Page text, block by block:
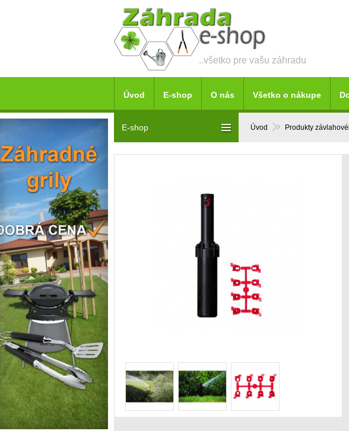
..všetko pre vašu záhradu
Úvod Produkty
E-shop
Úvod E-shop O nás Všetko o nákupe